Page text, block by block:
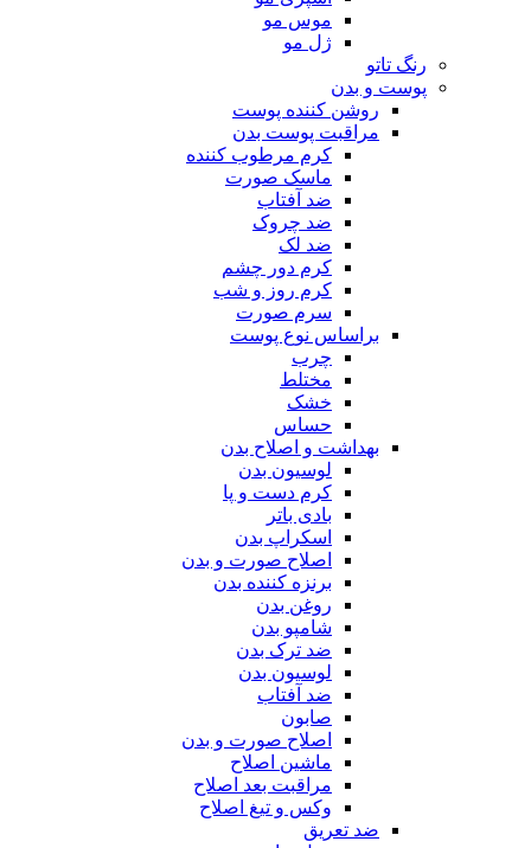
موس مو
ژل مو
رنگ تاتو
پوست و بدن
روشن کننده پوست
مراقبت پوست بدن
کرم مرطوب کننده
ماسک صورت
ضد آفتاب
ضد چروک
ضد لک
کرم دور چشم
کرم روز و شب
سرم صورت
براساس نوع پوست
چرب
مختلط
خشک
حساس
بهداشت و اصلاح بدن
لوسیون بدن
کرم دست و پا
بادی باتر
اسکراپ بدن
اصلاح صورت و بدن
برنزه کننده بدن
روغن بدن
شامپو بدن
ضد ترک بدن
لوسیون بدن
ضد آفتاب
صابون
اصلاح صورت و بدن
ماشین اصلاح
مراقبت بعد اصلاح
وکس و تیغ اصلاح
ضد تعریق